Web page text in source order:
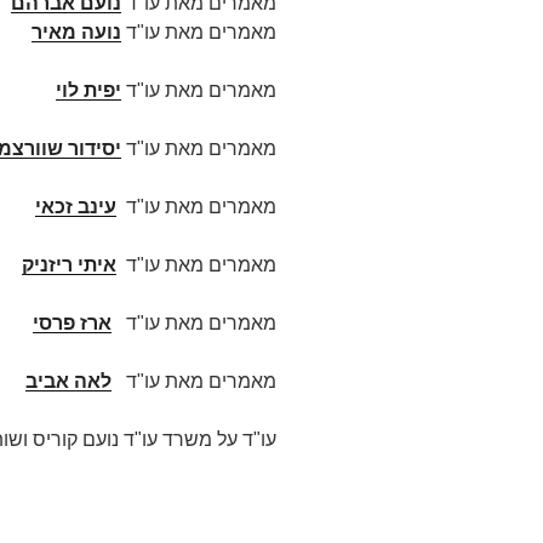
מאמרים מאת עו"ד נועה מאיר
מאמרים מאת עו"ד יפית לוי
מאמרים מאת עו"ד יסידור
מאמרים מאת עו"ד עינב זכאי
מאמרים מאת עו"ד איתי ריזניק
מאמרים מאת עו"ד ארז פרסי
מאמרים מאת עו"ד לאה אביב
עו"ד על משרד עו"ד נועם קוריס